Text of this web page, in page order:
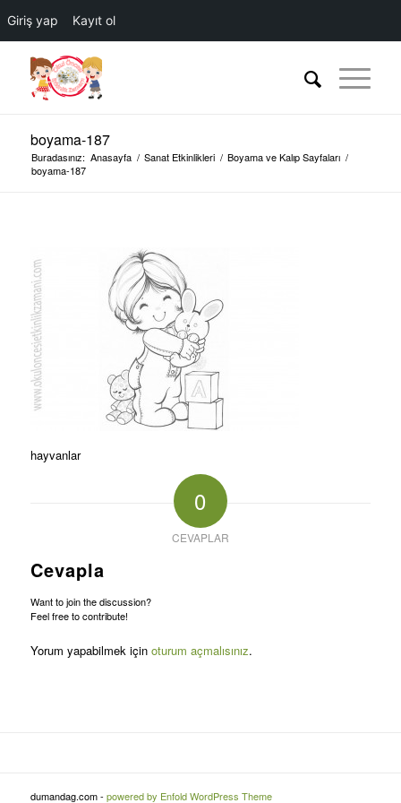
Giriş yap Kayıt ol
boyama-187
Buradasınız: Anasayfa / Sanat Etkinlikleri / Boyama ve Kalıp Sayfaları /
boyama-187
hayvanlar
0
CEVAPLAR
Cevapla
Want to join the discussion?
Feel free to contribute!
Yorum yapabilmek için oturum açmalısınız.
dumandag.com - powered by Enfold WordPress Theme